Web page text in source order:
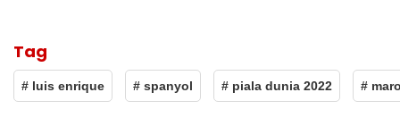
Tag
# luis enrique # spanyol # piala dunia 2022 #